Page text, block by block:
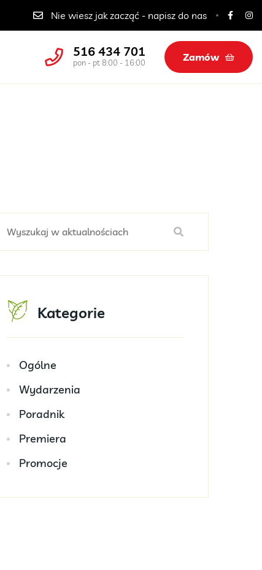
Domowe obiady w Elblągu 33 zł zestaw
Nie wiesz jak zacząć - napisz do nas
516 434 701
pon - pt 8:00 - 16:00 Zamów
Kategorie
Ogólne
Wydarzenia
Poradnik
Premiera
Promocje